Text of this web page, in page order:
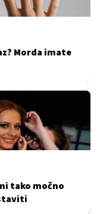
Morda imate
tako močno